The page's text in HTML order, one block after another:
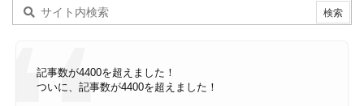
記事数が4400を超えました！
ついに、記事数が4400を超えました！